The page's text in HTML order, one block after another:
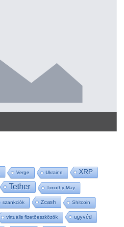
Verge Ukraine XRP
Tether Timothy May
szankciók Zcash Shitcoin
virtuális fizetőeszközök ügyvéd